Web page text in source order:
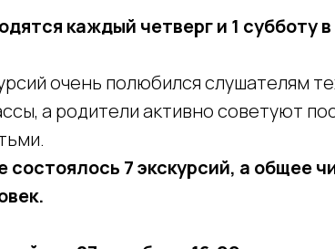
каждый четверг и 1 субботу
очень полюбился слушателям
а родители активно советуют
7 экскурсий, а общее